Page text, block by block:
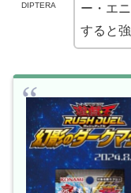
DIPTERA
ー・エ
すると